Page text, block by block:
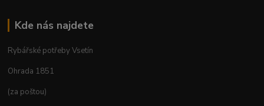
Kde nás najdete
Rybářské potřeby Vsetín
Ohrada 1851
(za poštou)